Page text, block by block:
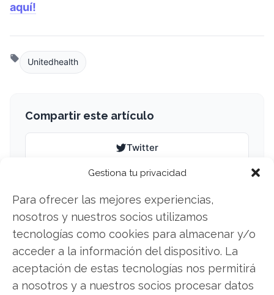
Gestiona tu privacidad
Para ofrecer las mejores experiencias,
nosotros y nuestros socios utilizamos
tecnologías como cookies para almacenar y/o
acceder a la información del dispositivo. La
aceptación de estas tecnologías nos permitirá
a nosotros y a nuestros socios procesar datos
aquí!
Unitedhealth
Compartir este artículo
Twitter
Facebook
LinkedIn
Copiar enlace